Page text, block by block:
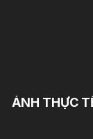
ẢNH THỰC